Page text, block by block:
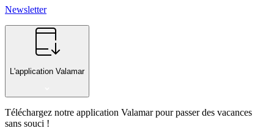
Newsletter
L'application Valamar
Téléchargez notre application Valamar pour passer des vacances
sans souci !